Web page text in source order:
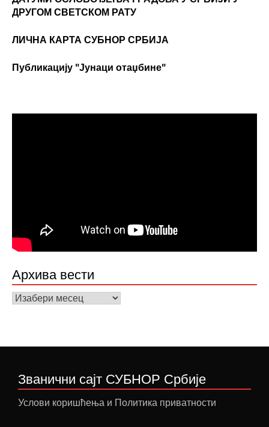
ДРУГОМ СВЕТСКОМ РАТУ
ЛИЧНА КАРТА СУБНОР СРБИЈА
Публикацију "Јунаци отаџбине"
Архива вести
Архива
Званични сајт СУБНОР Србије
Услови коришћења и Политика приватности